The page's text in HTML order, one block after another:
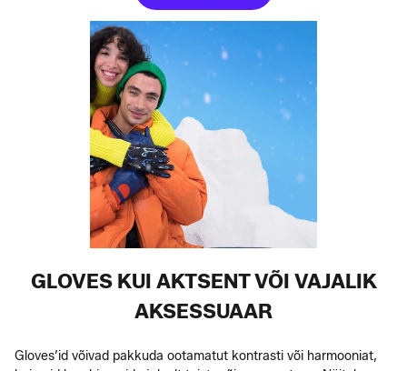
GLOVES KUI AKTSENT VÕI VAJALIK
AKSESSUAAR
Gloves’id võivad pakkuda ootamatut kontrasti või harmooniat,